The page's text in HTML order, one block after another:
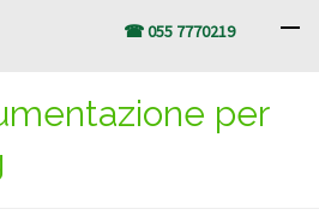
☎ 055 7770219
per